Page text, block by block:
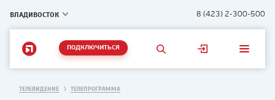
ВЛАДИВОСТОК 8 (423) 2-300-500
ПОДКЛЮЧИТЬСЯ
ТЕЛЕВИДЕНИЕ ТЕЛЕПРОГРАММА